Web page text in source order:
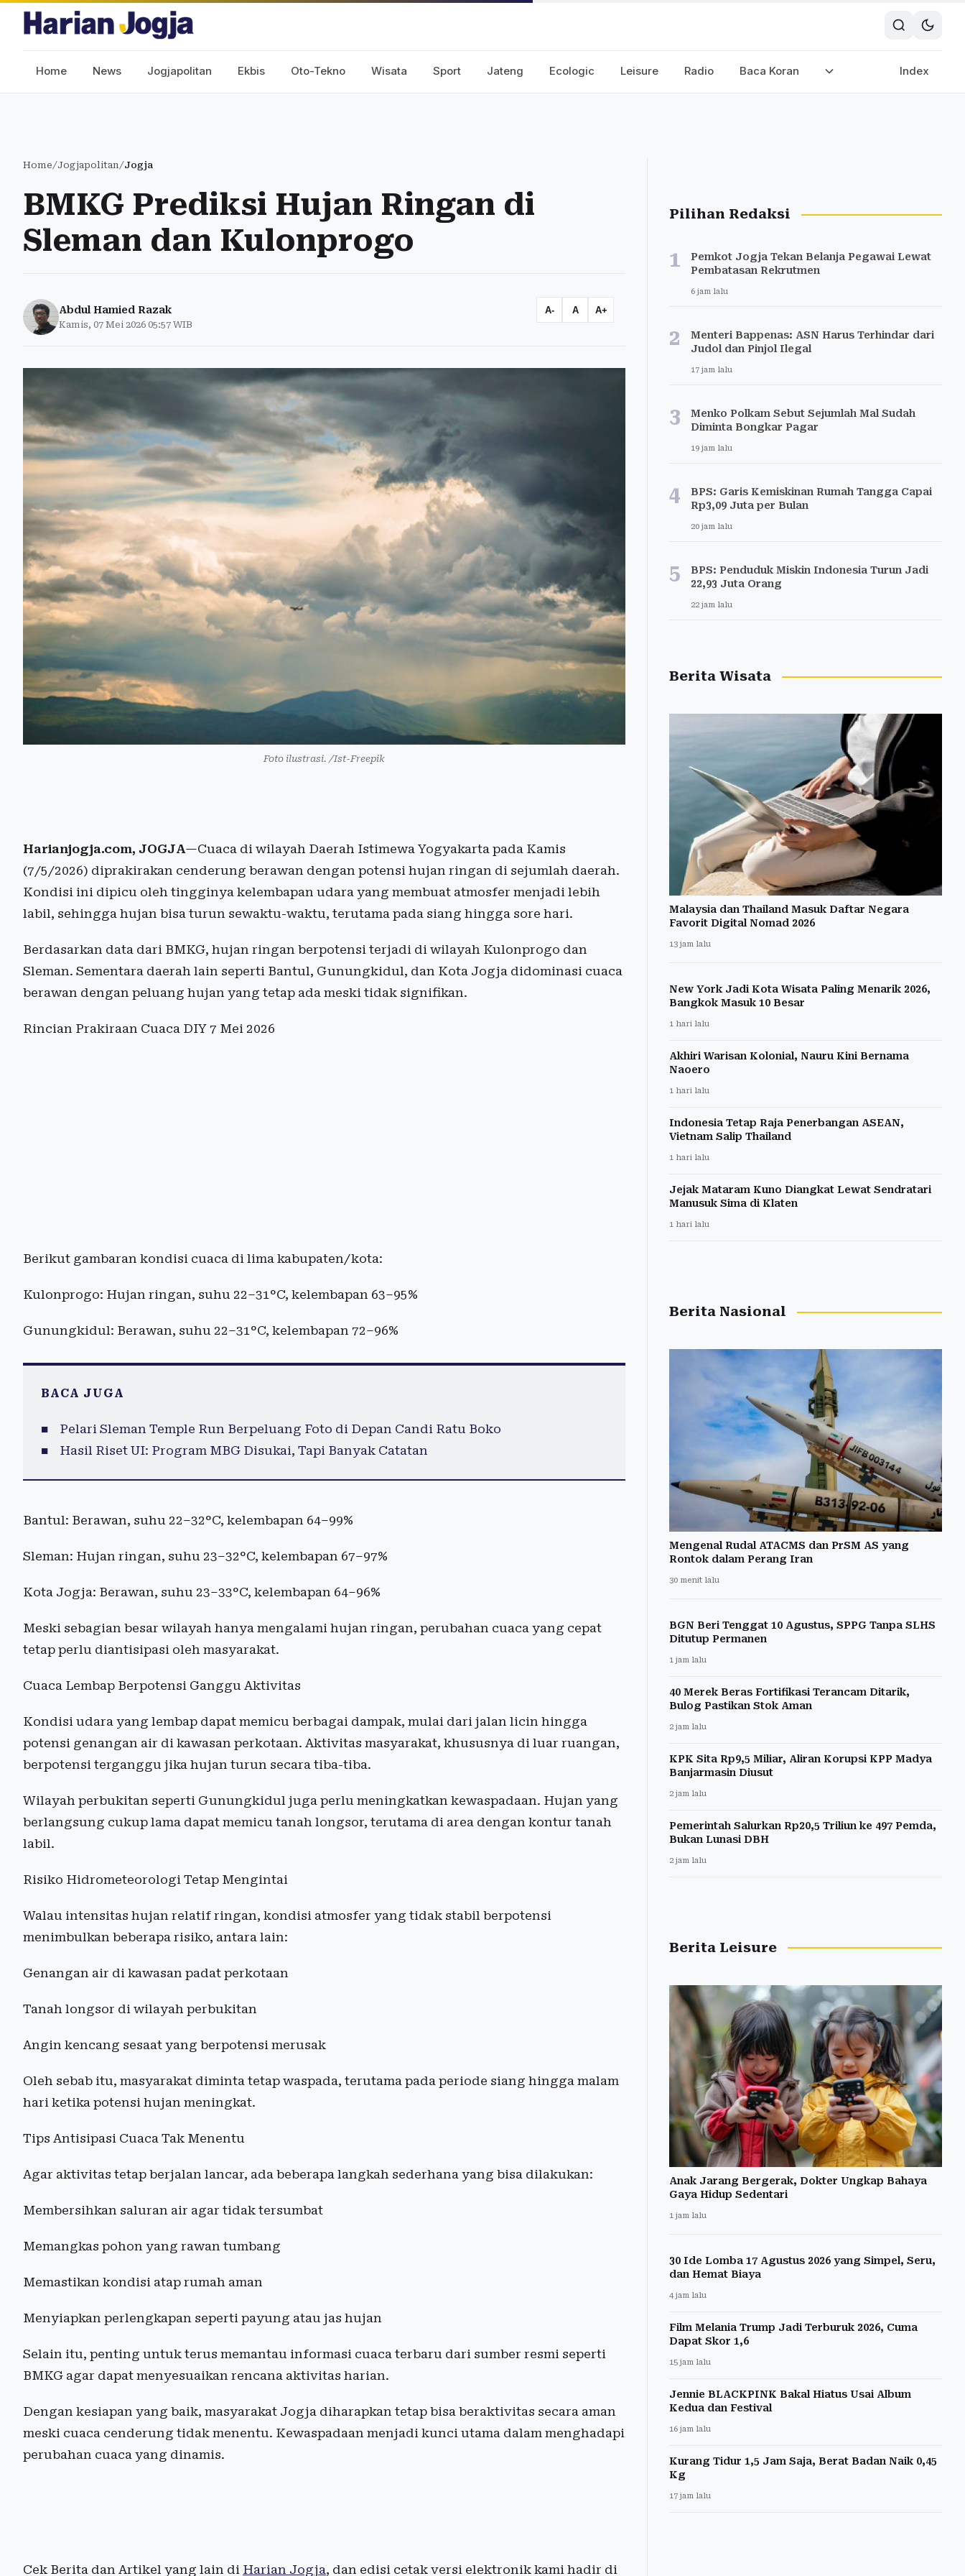
Home News Jogjapolitan Ekbis Oto-Tekno Wisata Sport Jateng Ecologic Leisure Radio Baca Koran Index
Home/Jogjapolitan/Jogja
BMKG Prediksi Hujan Ringan di
Sleman dan Kulonprogo
Abdul Hamied Razak
Kamis, 07 Mei 2026 05:57 WIB
A- A A+
Foto ilustrasi. /Ist-Freepik
Harianjogja.com, JOGJA—Cuaca di wilayah Daerah Istimewa Yogyakarta pada Kamis
(7/5/2026) diprakirakan cenderung berawan dengan potensi hujan ringan di sejumlah daerah.
Kondisi ini dipicu oleh tingginya kelembapan udara yang membuat atmosfer menjadi lebih
labil, sehingga hujan bisa turun sewaktu-waktu, terutama pada siang hingga sore hari.
Berdasarkan data dari BMKG, hujan ringan berpotensi terjadi di wilayah Kulonprogo dan
Sleman. Sementara daerah lain seperti Bantul, Gunungkidul, dan Kota Jogja didominasi cuaca
berawan dengan peluang hujan yang tetap ada meski tidak signifikan.
Rincian Prakiraan Cuaca DIY 7 Mei 2026
Berikut gambaran kondisi cuaca di lima kabupaten/kota:
Kulonprogo: Hujan ringan, suhu 22–31°C, kelembapan 63–95%
Gunungkidul: Berawan, suhu 22–31°C, kelembapan 72–96%
BACA JUGA
Pelari Sleman Temple Run Berpeluang Foto di Depan Candi Ratu Boko
Hasil Riset UI: Program MBG Disukai, Tapi Banyak Catatan
Bantul: Berawan, suhu 22–32°C, kelembapan 64–99%
Sleman: Hujan ringan, suhu 23–32°C, kelembapan 67–97%
Kota Jogja: Berawan, suhu 23–33°C, kelembapan 64–96%
Meski sebagian besar wilayah hanya mengalami hujan ringan, perubahan cuaca yang cepat
tetap perlu diantisipasi oleh masyarakat.
Cuaca Lembap Berpotensi Ganggu Aktivitas
Kondisi udara yang lembap dapat memicu berbagai dampak, mulai dari jalan licin hingga
potensi genangan air di kawasan perkotaan. Aktivitas masyarakat, khususnya di luar ruangan,
berpotensi terganggu jika hujan turun secara tiba-tiba.
Wilayah perbukitan seperti Gunungkidul juga perlu meningkatkan kewaspadaan. Hujan yang
berlangsung cukup lama dapat memicu tanah longsor, terutama di area dengan kontur tanah
labil.
Risiko Hidrometeorologi Tetap Mengintai
Walau intensitas hujan relatif ringan, kondisi atmosfer yang tidak stabil berpotensi
menimbulkan beberapa risiko, antara lain:
Genangan air di kawasan padat perkotaan
Tanah longsor di wilayah perbukitan
Angin kencang sesaat yang berpotensi merusak
Oleh sebab itu, masyarakat diminta tetap waspada, terutama pada periode siang hingga malam
hari ketika potensi hujan meningkat.
Tips Antisipasi Cuaca Tak Menentu
Agar aktivitas tetap berjalan lancar, ada beberapa langkah sederhana yang bisa dilakukan:
Membersihkan saluran air agar tidak tersumbat
Memangkas pohon yang rawan tumbang
Memastikan kondisi atap rumah aman
Menyiapkan perlengkapan seperti payung atau jas hujan
Selain itu, penting untuk terus memantau informasi cuaca terbaru dari sumber resmi seperti
BMKG agar dapat menyesuaikan rencana aktivitas harian.
Dengan kesiapan yang baik, masyarakat Jogja diharapkan tetap bisa beraktivitas secara aman
meski cuaca cenderung tidak menentu. Kewaspadaan menjadi kunci utama dalam menghadapi
perubahan cuaca yang dinamis.
Cek Berita dan Artikel yang lain di Harian Jogja, dan edisi cetak versi elektronik kami hadir di
Pilihan Redaksi
1
Pemkot Jogja Tekan Belanja Pegawai Lewat
Pembatasan Rekrutmen
6 jam lalu
2
Menteri Bappenas: ASN Harus Terhindar dari
Judol dan Pinjol Ilegal
17 jam lalu
3
Menko Polkam Sebut Sejumlah Mal Sudah
Diminta Bongkar Pagar
19 jam lalu
4
BPS: Garis Kemiskinan Rumah Tangga Capai
Rp3,09 Juta per Bulan
20 jam lalu
5
BPS: Penduduk Miskin Indonesia Turun Jadi
22,93 Juta Orang
22 jam lalu
Berita Wisata
Malaysia dan Thailand Masuk Daftar Negara
Favorit Digital Nomad 2026
13 jam lalu
New York Jadi Kota Wisata Paling Menarik 2026,
Bangkok Masuk 10 Besar
1 hari lalu
Akhiri Warisan Kolonial, Nauru Kini Bernama
Naoero
1 hari lalu
Indonesia Tetap Raja Penerbangan ASEAN,
Vietnam Salip Thailand
1 hari lalu
Jejak Mataram Kuno Diangkat Lewat Sendratari
Manusuk Sima di Klaten
1 hari lalu
Berita Nasional
Mengenal Rudal ATACMS dan PrSM AS yang
Rontok dalam Perang Iran
30 menit lalu
BGN Beri Tenggat 10 Agustus, SPPG Tanpa SLHS
Ditutup Permanen
1 jam lalu
40 Merek Beras Fortifikasi Terancam Ditarik,
Bulog Pastikan Stok Aman
2 jam lalu
KPK Sita Rp9,5 Miliar, Aliran Korupsi KPP Madya
Banjarmasin Diusut
2 jam lalu
Pemerintah Salurkan Rp20,5 Triliun ke 497 Pemda,
Bukan Lunasi DBH
2 jam lalu
Berita Leisure
Anak Jarang Bergerak, Dokter Ungkap Bahaya
Gaya Hidup Sedentari
1 jam lalu
30 Ide Lomba 17 Agustus 2026 yang Simpel, Seru,
dan Hemat Biaya
4 jam lalu
Film Melania Trump Jadi Terburuk 2026, Cuma
Dapat Skor 1,6
15 jam lalu
Jennie BLACKPINK Bakal Hiatus Usai Album
Kedua dan Festival
16 jam lalu
Kurang Tidur 1,5 Jam Saja, Berat Badan Naik 0,45
Kg
17 jam lalu